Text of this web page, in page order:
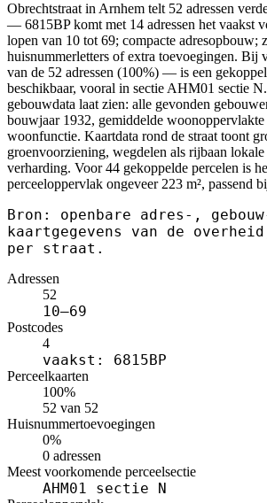
Obrechtstraat in Arnhem telt 52 adressen
— 6815BP komt met 14 adressen het vaakst
lopen van 10 tot 69; compacte adresopbouw;
huisnummerletters of extra toevoegingen.
van de 52 adressen (100%) — is een
beschikbaar, vooral in sectie AHM01 sectie
gebouwdata laat zien: alle gevonden
bouwjaar 1932, gemiddelde woonoppervlakte
woonfunctie. Kaartdata rond de straat toont
groenvoorziening, wegdelen als rijbaan
verharding. Voor 44 gekoppelde percelen is
perceeloppervlak ongeveer 223 m², passend
Bron: openbare adres-,
kaartgegevens van de
per straat.
Adressen
52
10–69
Postcodes
4
vaakst: 6815BP
Perceelkaarten
100%
52 van 52
Huisnummertoevoegingen
0%
0 adressen
Meest voorkomende perceelsectie
AHM01 sectie N